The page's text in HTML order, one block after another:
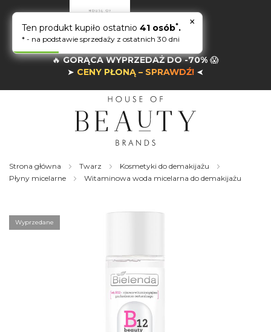
🔥GORĄCA WYPRZEDAŻ DO -70% 😱
➤ CENY PŁONĄ – SPRAWDŹ! ➤
Strona główna Twarz
Kosmetyki do demakijażu
Płyny micelarne
Witaminowa woda micelarna do demakijażu
the
end
Wyprzedane
×
Ten produkt kupiło ostatnio 41 osób*.
* - na podstawie sprzedaży z ostatnich 30 dni